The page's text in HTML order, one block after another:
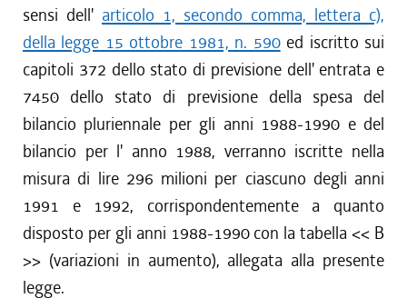
sensi dell' articolo 1, secondo comma, lettera c),
della legge 15 ottobre 1981, n. 590ed iscritto sui
capitoli 372 dello stato di previsione dell' entrata e
7450 dello stato di previsione della spesa del
bilancio pluriennale per gli anni 1988-1990 e del
bilancio per l' anno 1988, verranno iscritte nella
misura di lire 296 milioni per ciascuno degli anni
1991 e 1992, corrispondentemente a quanto
disposto per gli anni 1988-1990 con la tabella << B
>> (variazioni in aumento), allegata alla presente
legge.